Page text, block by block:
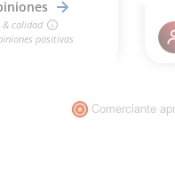
Comerciante